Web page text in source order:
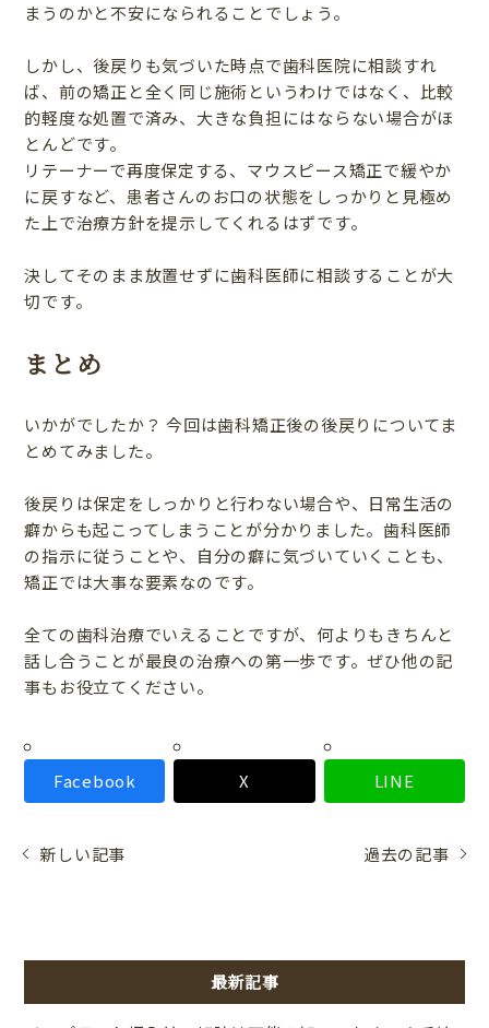
まうのかと不安になられることでしょう。
しかし、後戻りも気づいた時点で歯科医院に相談すれ
ば、前の矯正と全く同じ施術というわけではなく、比較
的軽度な処置で済み、大きな負担にはならない場合がほ
とんどです。
リテーナーで再度保定する、マウスピース矯正で緩やか
に戻すなど、患者さんのお口の状態をしっかりと見極め
た上で治療方針を提示してくれるはずです。
決してそのまま放置せずに歯科医師に相談することが大
切です。
まとめ
いかがでしたか？ 今回は歯科矯正後の後戻りについてま
とめてみました。
後戻りは保定をしっかりと行わない場合や、日常生活の
癖からも起こってしまうことが分かりました。歯科医師
の指示に従うことや、自分の癖に気づいていくことも、
矯正では大事な要素なのです。
全ての歯科治療でいえることですが、何よりもきちんと
話し合うことが最良の治療への第一歩です。ぜひ他の記
事もお役立てください。
Facebook X LINE
新しい記事 過去の記事
最新記事